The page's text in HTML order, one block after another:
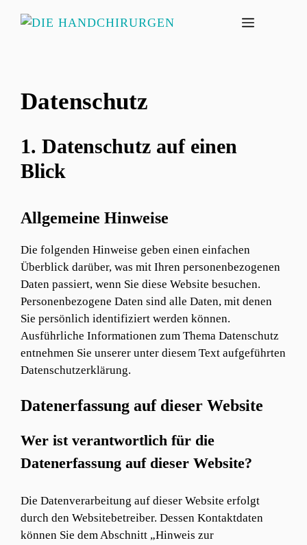
Inhalt
MENÜ
Datenschutz
1. Datenschutz auf einen
Blick
Allgemeine Hinweise
Die folgenden Hinweise geben einen einfachen
Überblick darüber, was mit Ihren personenbezogenen
Daten passiert, wenn Sie diese Website besuchen.
Personenbezogene Daten sind alle Daten, mit denen
Sie persönlich identifiziert werden können.
Ausführliche Informationen zum Thema Datenschutz
entnehmen Sie unserer unter diesem Text aufgeführten
Datenschutzerklärung.
Datenerfassung auf dieser Website
Wer ist verantwortlich für die
Datenerfassung auf dieser Website?
Die Datenverarbeitung auf dieser Website erfolgt
durch den Websitebetreiber. Dessen Kontaktdaten
können Sie dem Abschnitt „Hinweis zur